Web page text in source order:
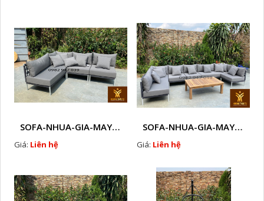
SOFA-NHUA-GIA-MAY-NGOAI-TROI-CAO-CAP - J5
Giá: Liên hệ
SOFA-NHUA-GIA-MAY-NGOAI-TROI-CAO-CAP - J4 A
Giá: Liên hệ